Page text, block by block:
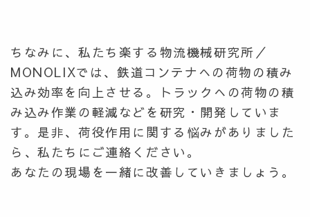
ちなみに、私たち楽する物流機械研究所／
MONOLIXでは、鉄道コンテナへの荷物の積み
込み効率を向上させる。トラックへの荷物の積
み込み作業の軽減などを研究・開発していま
す。是非、荷役作用に関する悩みがありました
ら、私たちにご連絡ください。
あなたの現場を一緒に改善していきましょう。